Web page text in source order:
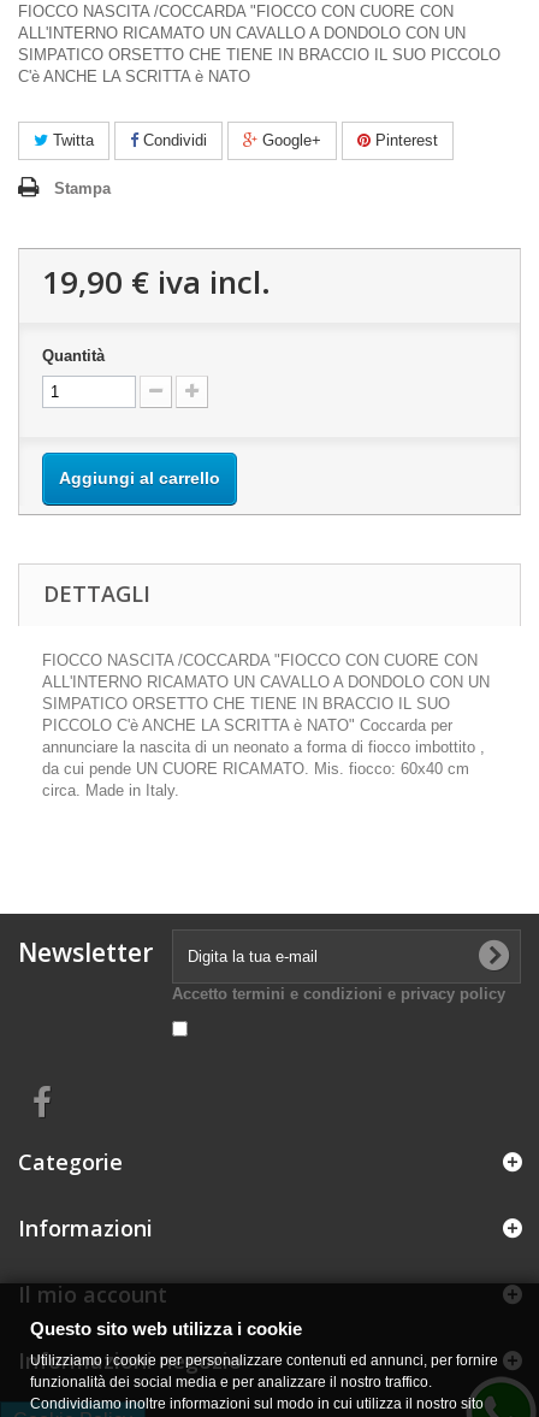
FIOCCO NASCITA /COCCARDA "FIOCCO CON CUORE CON
ALL'INTERNO RICAMATO UN CAVALLO A DONDOLO CON UN
SIMPATICO ORSETTO CHE TIENE IN BRACCIO IL SUO PICCOLO
C'è ANCHE LA SCRITTA è NATO
Twitta Condividi Google+ Pinterest
Stampa
19,90 € iva incl.
Quantità
Aggiungi al carrello
DETTAGLI
FIOCCO NASCITA /COCCARDA "FIOCCO CON CUORE CON
ALL'INTERNO RICAMATO UN CAVALLO A DONDOLO CON UN
SIMPATICO ORSETTO CHE TIENE IN BRACCIO IL SUO
PICCOLO C'è ANCHE LA SCRITTA è NATO" Coccarda per
annunciare la nascita di un neonato a forma di fiocco imbottito ,
da cui pende UN CUORE RICAMATO. Mis. fiocco: 60x40 cm
circa. Made in Italy.
Newsletter
Accetto termini e condizioni e privacy policy
Categorie
Informazioni
Il mio account
Informazioni negozio
Questo sito web utilizza i cookie
Utilizziamo i cookie per personalizzare contenuti ed annunci, per fornire
funzionalità dei social media e per analizzare il nostro traffico.
Condividiamo inoltre informazioni sul modo in cui utilizza il nostro sito